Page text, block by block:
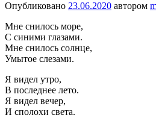
Опубликовано 23.06.2020 автором
Мне снилось море,
С синими глазами.
Мне снилось солнце,
Умытое слезами.
Я видел утро,
В последнее лето.
Я видел вечер,
И сполохи света.